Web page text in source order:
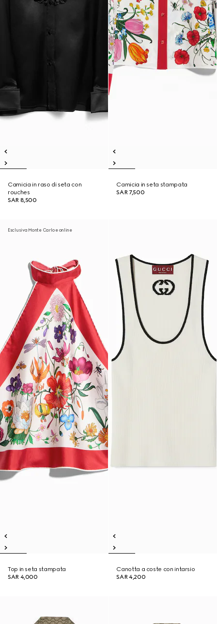
Camicia in raso di seta con
rouches
SAR 8,500
Camicia in seta stampata
SAR 7,500
Esclusiva Monte Carlo e online
Top in seta stampata
SAR 4,000
Canotta a coste con intarsio
SAR 4,200